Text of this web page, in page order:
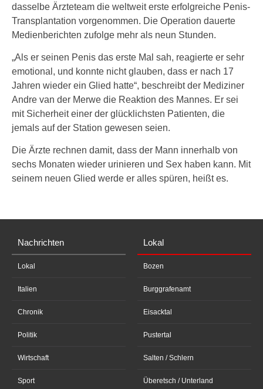
dasselbe Ärzteteam die weltweit erste erfolgreiche Penis-
Transplantation vorgenommen. Die Operation dauerte
Medienberichten zufolge mehr als neun Stunden.
„Als er seinen Penis das erste Mal sah, reagierte er sehr
emotional, und konnte nicht glauben, dass er nach 17
Jahren wieder ein Glied hatte“, beschreibt der Mediziner
Andre van der Merwe die Reaktion des Mannes. Er sei
mit Sicherheit einer der glücklichsten Patienten, die
jemals auf der Station gewesen seien.
Die Ärzte rechnen damit, dass der Mann innerhalb von
sechs Monaten wieder urinieren und Sex haben kann. Mit
seinem neuen Glied werde er alles spüren, heißt es.
Nachrichten
Lokal
Italien
Chronik
Politik
Wirtschaft
Sport
Lokal
Bozen
Burggrafenamt
Eisacktal
Pustertal
Salten / Schlern
Überetsch / Unterland